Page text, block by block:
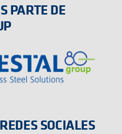
PARTE DE
SOCIALES